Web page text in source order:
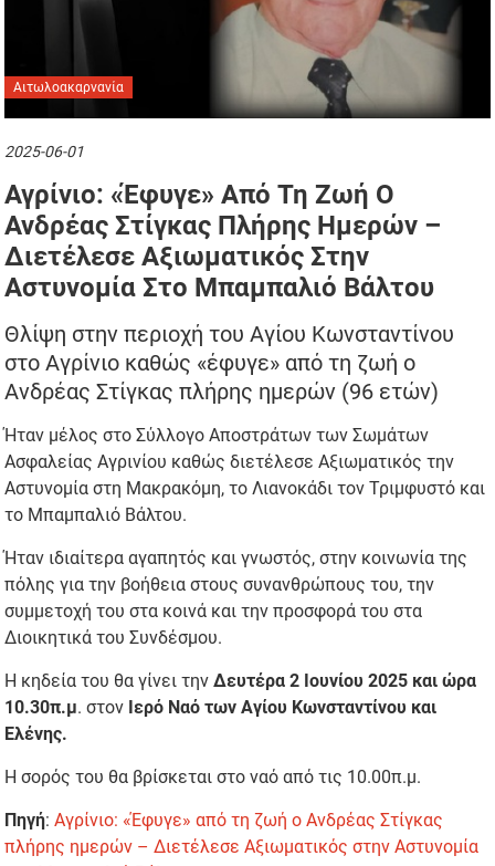
Αιτωλοακαρνανία
2025-06-01
Αγρίνιο: «Έφυγε» Από Τη Ζωή Ο
Ανδρέας Στίγκας Πλήρης Ημερών –
Διετέλεσε Αξιωματικός Στην
Αστυνομία Στο Μπαμπαλιό Βάλτου
Θλίψη στην περιοχή του Αγίου Κωνσταντίνου
στο Αγρίνιο καθώς «έφυγε» από τη ζωή ο
Ανδρέας Στίγκας πλήρης ημερών (96 ετών)
Ήταν μέλος στο Σύλλογο Αποστράτων των Σωμάτων
Ασφαλείας Αγρινίου καθώς διετέλεσε Αξιωματικός την
Αστυνομία στη Μακρακόμη, το Λιανοκάδι τον Τριμφυστό και
το Μπαμπαλιό Βάλτου.
Ήταν ιδιαίτερα αγαπητός και γνωστός, στην κοινωνία της
πόλης για την βοήθεια στους συνανθρώπους του, την
συμμετοχή του στα κοινά και την προσφορά του στα
Διοικητικά του Συνδέσμου.
Η κηδεία του θα γίνει τηνΔευτέρα 2 Ιουνίου 2025 και ώρα
10.30π.μ. στον Ιερό Ναό των Αγίου Κωνσταντίνου και
Ελένης.
Η σορός του θα βρίσκεται στο ναό από τις 10.00π.μ.
Πηγή:Αγρίνιο: «Έφυγε» από τη ζωή ο Ανδρέας Στίγκας
πλήρης ημερών – Διετέλεσε Αξιωματικός στην Αστυνομία